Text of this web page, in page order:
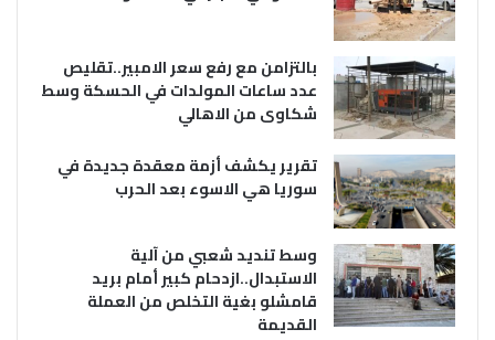
بالتزامن مع رفع سعر الامبير..تقليص
عدد ساعات المولدات في الحسكة وسط
شكاوى من الاهالي
تقرير يكشف أزمة معقدة جديدة في
سوريا هي الاسوء بعد الحرب
وسط تنديد شعبي من آلية
الاستبدال..ازدحام كبير أمام بريد
قامشلو بغية التخلص من العملة
القديمة